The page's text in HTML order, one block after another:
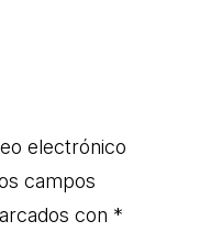
electrónico
campos
con *